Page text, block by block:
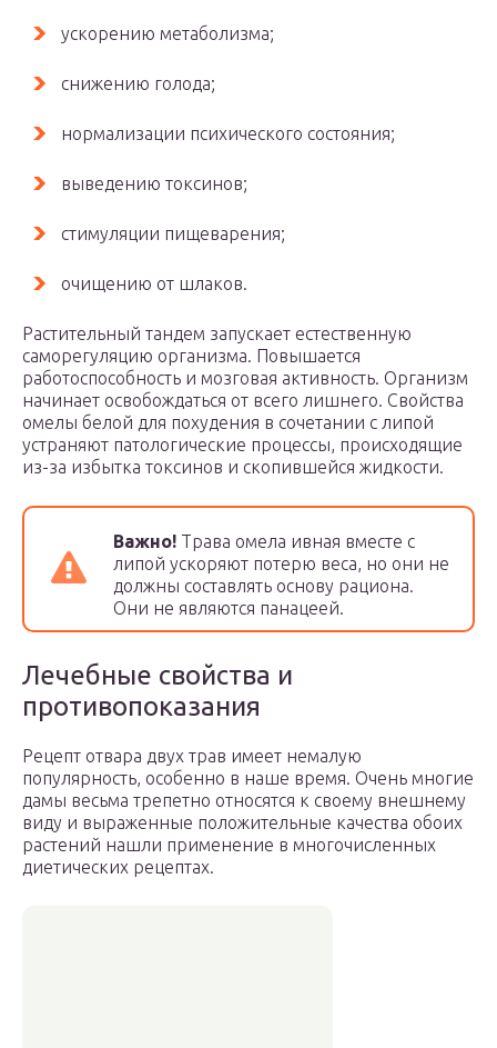
ускорению метаболизма;
снижению голода;
нормализации психического состояния;
выведению токсинов;
стимуляции пищеварения;
очищению от шлаков.
Растительный тандем запускает естественную
саморегуляцию организма. Повышается
работоспособность и мозговая активность. Организм
начинает освобождаться от всего лишнего. Свойства
омелы белой для похудения в сочетании с липой
устраняют патологические процессы, происходящие
из-за избытка токсинов и скопившейся жидкости.
Важно! Трава омела ивная вместе с
липой ускоряют потерю веса, но они не
должны составлять основу рациона.
Они не являются панацеей.
Лечебные свойства и
противопоказания
Рецепт отвара двух трав имеет немалую
популярность, особенно в наше время. Очень многие
дамы весьма трепетно относятся к своему внешнему
виду и выраженные положительные качества обоих
растений нашли применение в многочисленных
диетических рецептах.